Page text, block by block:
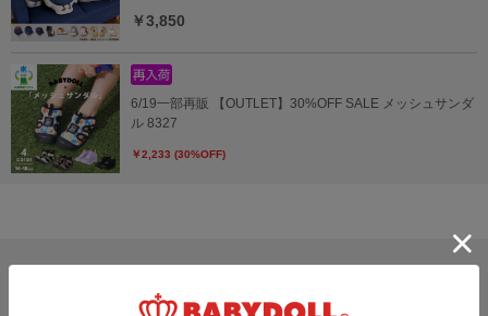
￥3,850
6/19一部再販 【OUTLET】30%OFF SALE メッシュサンダ
ル 8327
￥2,233 (30%OFF)
サイズ・カテゴリから探す